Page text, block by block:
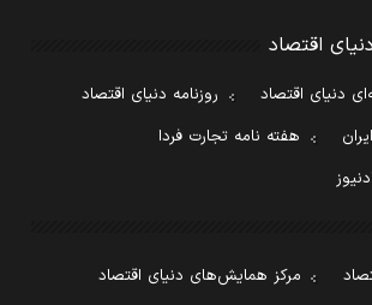
اقتصاد
دنیای اقتصاد
روزنامه دنیای اقتصاد
هفته نامه تجارت فردا
مرکز همایش‌های دنیای اقتصاد